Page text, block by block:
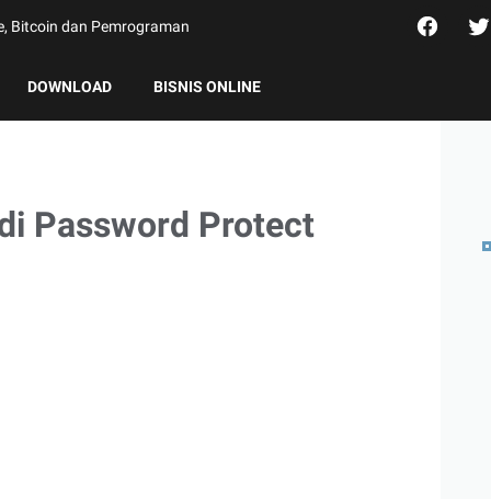
Bitcoin dan Pemrograman
DOWNLOAD BISNIS ONLINE
Password Protect